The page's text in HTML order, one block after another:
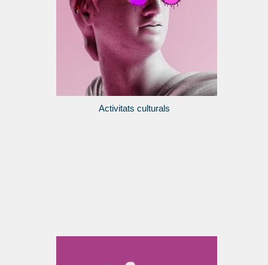
Activitats culturals